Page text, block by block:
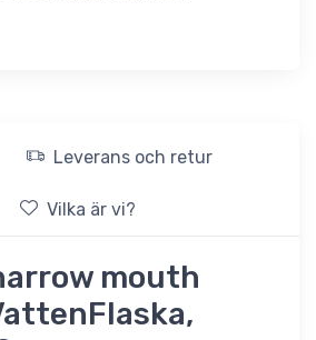
Leverans och retur
Vilka är vi?
mouth